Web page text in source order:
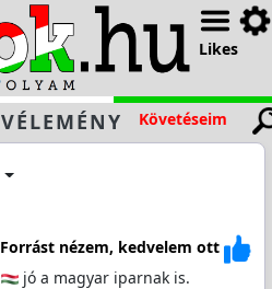
Likes
VÉLEMÉNY Követéseim
Forrást nézem, kedvelem ott
jó a magyar iparnak is.